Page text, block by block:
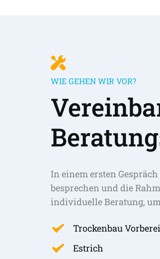
WIE GEHEN WIR VOR?
In einem ersten
besprechen und die
individuelle Beratung,
Trockenbau
Estrich